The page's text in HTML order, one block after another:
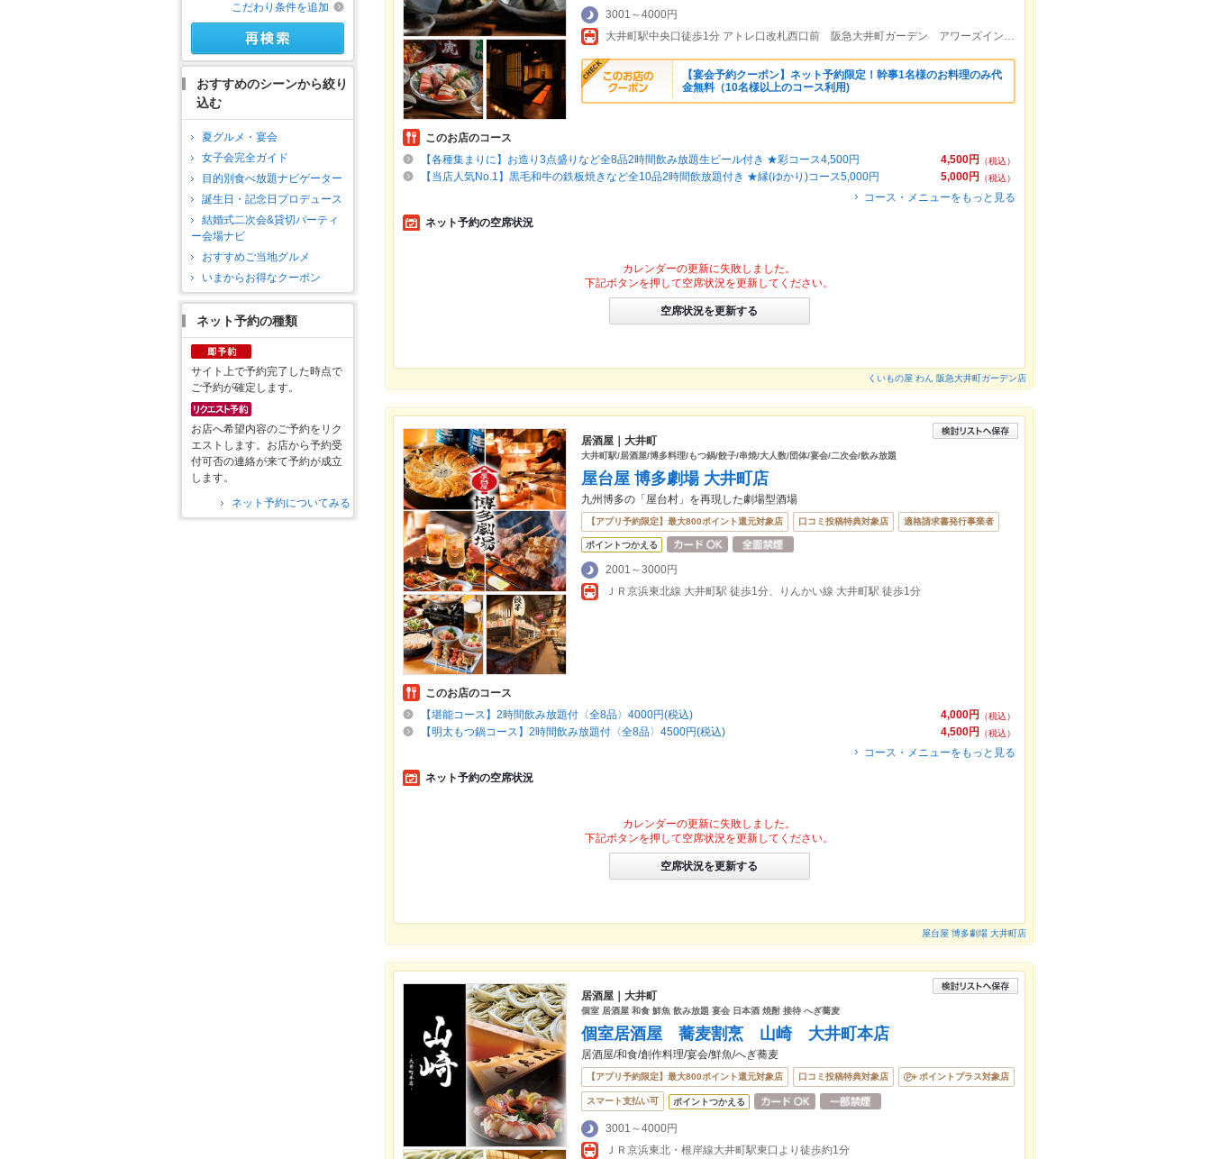
こだわり条件を追加
おすすめのシーンから絞り
込む
夏グルメ・宴会
女子会完全ガイド
目的別食べ放題ナビゲーター
誕生日・記念日プロデュース
結婚式二次会&貸切パーティ
ー会場ナビ
おすすめご当地グルメ
いまからお得なクーポン
ネット予約の種類
サイト上で予約完了した時点で
ご予約が確定します。
お店へ希望内容のご予約をリク
エストします。お店から予約受
付可否の連絡が来て予約が成立
します。
ネット予約についてみる
3001～4000円
大井町駅中央口徒歩1分 アトレ口改札西口前 阪急大井町ガーデン アワーズイン阪急ツイン館2F
【宴会予約クーポン】ネット予約限定！幹事1名様のお料理のみ代
金無料（10名様以上のコース利用)
このお店のコース
4,500円
（税込）
【各種集まりに】お造り3点盛りなど全8品2時間飲み放題生ビール付き ★彩コース4,500円
5,000円
（税込）
【当店人気No.1】黒毛和牛の鉄板焼きなど全10品2時間飲放題付き ★縁(ゆかり)コース5,000円
コース・メニューをもっと見る
ネット予約の空席状況
カレンダーの更新に失敗しました。
下記ボタンを押して空席状況を更新してください。
空席状況を更新する
くいもの屋 わん 阪急大井町ガーデン店
居酒屋｜大井町
大井町駅/居酒屋/博多料理/もつ鍋/餃子/串焼/大人数/団体/宴会/二次会/飲み放題
屋台屋 博多劇場 大井町店
九州博多の「屋台村」を再現した劇場型酒場
【アプリ予約限定】最大800ポイント還元対象店 口コミ投稿特典対象店 適格請求書発行事業者
ポイントつかえる
2001～3000円
ＪＲ京浜東北線 大井町駅 徒歩1分、りんかい線 大井町駅 徒歩1分
このお店のコース
4,000円
（税込）
【堪能コース】2時間飲み放題付〈全8品〉4000円(税込)
4,500円
（税込）
【明太もつ鍋コース】2時間飲み放題付〈全8品〉4500円(税込)
コース・メニューをもっと見る
ネット予約の空席状況
カレンダーの更新に失敗しました。
下記ボタンを押して空席状況を更新してください。
空席状況を更新する
屋台屋 博多劇場 大井町店
居酒屋｜大井町
個室 居酒屋 和食 鮮魚 飲み放題 宴会 日本酒 焼酎 接待 へぎ蕎麦
個室居酒屋 蕎麦割烹 山崎 大井町本店
居酒屋/和食/創作料理/宴会/鮮魚/へぎ蕎麦
【アプリ予約限定】最大800ポイント還元対象店 口コミ投稿特典対象店 ポイントプラス対象店
スマート支払い可 ポイントつかえる
3001～4000円
ＪＲ京浜東北・根岸線大井町駅東口より徒歩約1分